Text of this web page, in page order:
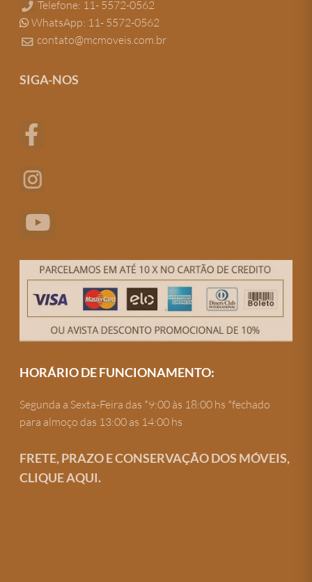
Telefone: 11- 5572-0562
WhatsApp: 11- 5572-0562
contato@mcmoveis.com.br
SIGA-NOS
HORÁRIO DE FUNCIONAMENTO:
Segunda a Sexta-Feira das *9:00 às 18:00 hs *fechado
para almoço das 13:00 as 14:00 hs
FRETE, PRAZO E CONSERVAÇÃO DOS MÓVEIS,
CLIQUE AQUI.